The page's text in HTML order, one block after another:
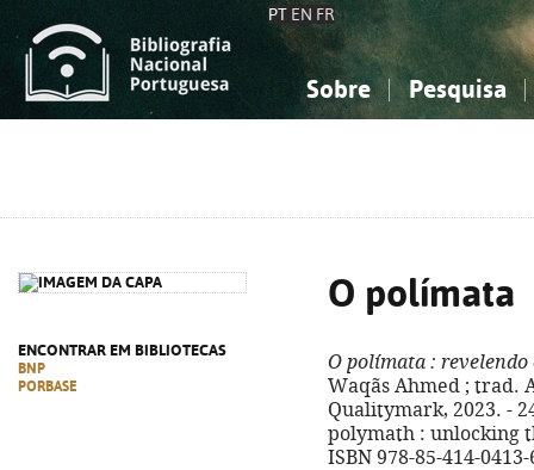
PT EN FR
Sobre Pesquisa
ENCONTRAR EM BIBLIOTECAS
BNP
PORBASE
O polímata
O polímata : revelendo
Waqãs Ahmed ; trad.
Qualitymark, 2023. -
polymath : unlocking
ISBN 978-85-414-0413-